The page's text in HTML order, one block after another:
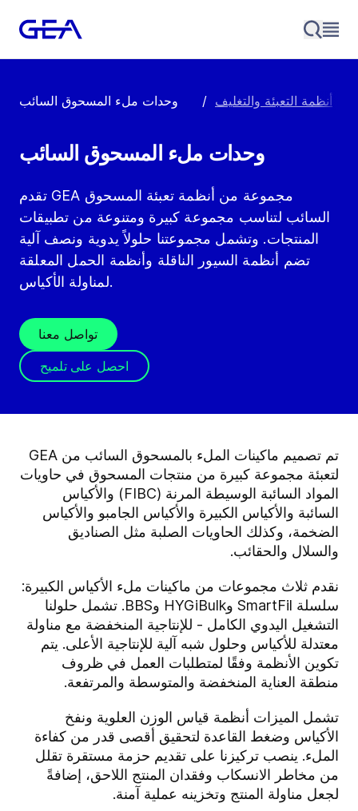
أنظمة التعبئة والتغليف / وحدات ملء المسحوق السائب
وحدات ملء المسحوق السائب
تقدم GEA مجموعة من أنظمة تعبئة المسحوق
السائب لتناسب مجموعة كبيرة ومتنوعة من تطبيقات
المنتجات. وتشمل مجموعتنا حلولاً يدوية ونصف آلية
تضم أنظمة السيور الناقلة وأنظمة الحمل المعلقة
لمناولة الأكياس.
تواصل معنا
احصل على تلميح
تم تصميم ماكينات الملء بالمسحوق السائب من GEA
لتعبئة مجموعة كبيرة من منتجات المسحوق في حاويات
المواد السائبة الوسيطة المرنة (FIBC) والأكياس
السائبة والأكياس الكبيرة والأكياس الجامبو والأكياس
الضخمة، وكذلك الحاويات الصلبة مثل الصناديق
والسلال والحقائب.
نقدم ثلاث مجموعات من ماكينات ملء الأكياس الكبيرة:
سلسلة SmartFil وHYGiBulk وBBS. تشمل حلولنا
التشغيل اليدوي الكامل - للإنتاجية المنخفضة مع مناولة
معتدلة للأكياس وحلول شبه آلية للإنتاجية الأعلى. يتم
تكوين الأنظمة وفقًا لمتطلبات العمل في ظروف
منطقة العناية المنخفضة والمتوسطة والمرتفعة.
تشمل الميزات أنظمة قياس الوزن العلوية ونفخ
الأكياس وضغط القاعدة لتحقيق أقصى قدر من كفاءة
الملء. ينصب تركيزنا على تقديم حزمة مستقرة تقلل
من مخاطر الانسكاب وفقدان المنتج اللاحق، إضافةً
لجعل مناولة المنتج وتخزينه عملية آمنة.